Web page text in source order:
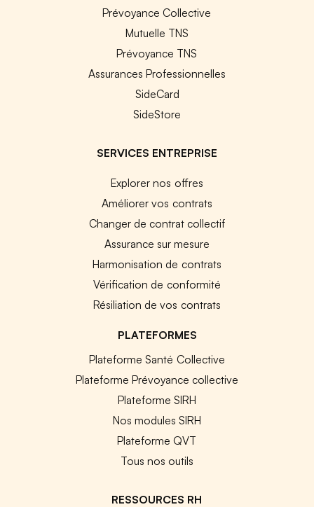
Prévoyance Collective
Mutuelle TNS
Prévoyance TNS
Assurances Professionnelles
SideCard
SideStore
SERVICES ENTREPRISE
Explorer nos offres
Améliorer vos contrats
Changer de contrat collectif
Assurance sur mesure
Harmonisation de contrats
Vérification de conformité
Résiliation de vos contrats
PLATEFORMES
Plateforme Santé Collective
Plateforme Prévoyance collective
Plateforme SIRH
Nos modules SIRH
Plateforme QVT
Tous nos outils
RESSOURCES RH